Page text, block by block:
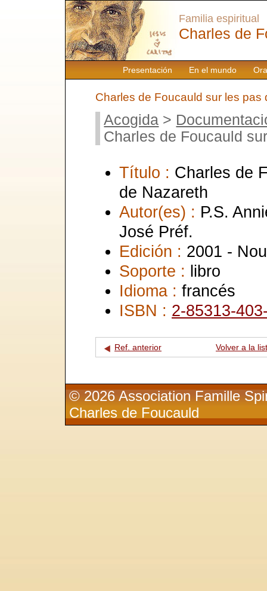
Presentación En el mundo
Familia espiritual
Charles de
Charles de Foucauld sur les pas
Acogida >
Charles de Foucauld
Título : Charles de
de Nazareth
Autor(es) : P.S.
José Préf.
Edición : 2001 -
Soporte : libro
Idioma : francés
ISBN : 2-85313-
Ref. anterior Volver a la
© 2026 Association Famille
Charles de Foucauld